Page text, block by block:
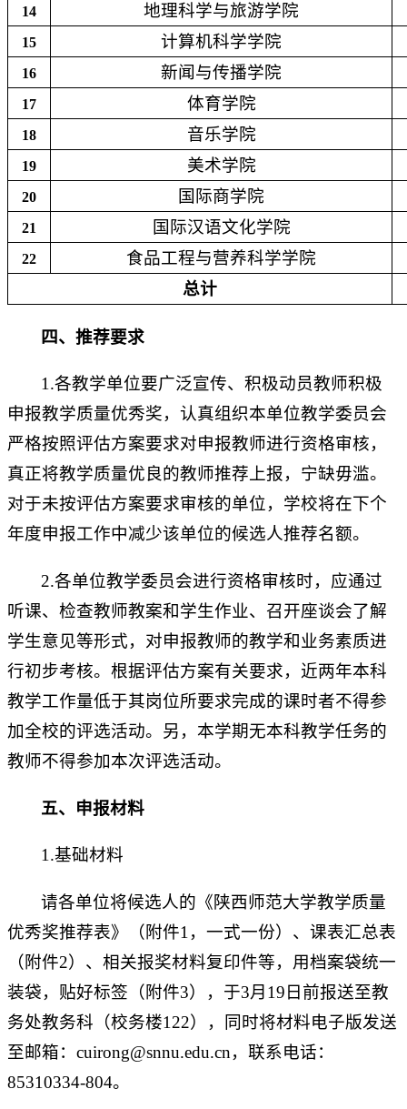
14 地理科学与旅游学院
15 计算机科学学院
16 新闻与传播学院
17 体育学院
18 音乐学院
19 美术学院
20 国际商学院
21 国际汉语文化学院
22
食品工程与营养科学学院
总计
四、推荐要求
1.各教学单位要广泛宣传、积极动员教师积极
申报教学质量优秀奖，认真组织本单位教学委员会
严格按照评估方案要求对申报教师进行资格审核，
真正将教学质量优良的教师推荐上报，宁缺毋滥。
对于未按评估方案要求审核的单位，学校将在下个
年度申报工作中减少该单位的候选人推荐名额。
2.各单位教学委员会进行资格审核时，应通过
听课、检查教师教案和学生作业、召开座谈会了解
学生意见等形式，对申报教师的教学和业务素质进
行初步考核。根据评估方案有关要求，近两年本科
教学工作量低于其岗位所要求完成的课时者不得参
加全校的评选活动。另，本学期无本科教学任务的
教师不得参加本次评选活动。
五、 申报材料
1.基础材料
请各单位将候选人的《陕西师范大学教学质量
优秀奖推荐表》（附件1，一式一份）、课表汇总表
（附件2）、相关报奖材料复印件等，用档案袋统一
装袋，贴好标签（附件3），于3月19日前报送至教
务处教务科（校务楼122），同时将材料电子版发送
至邮箱：cuirong@snnu.edu.cn，联系电话：
85310334-804。